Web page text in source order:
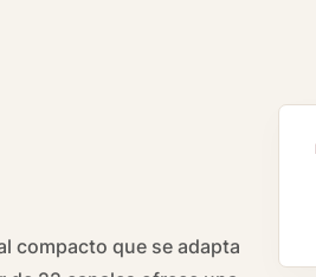
compacto que se adapta